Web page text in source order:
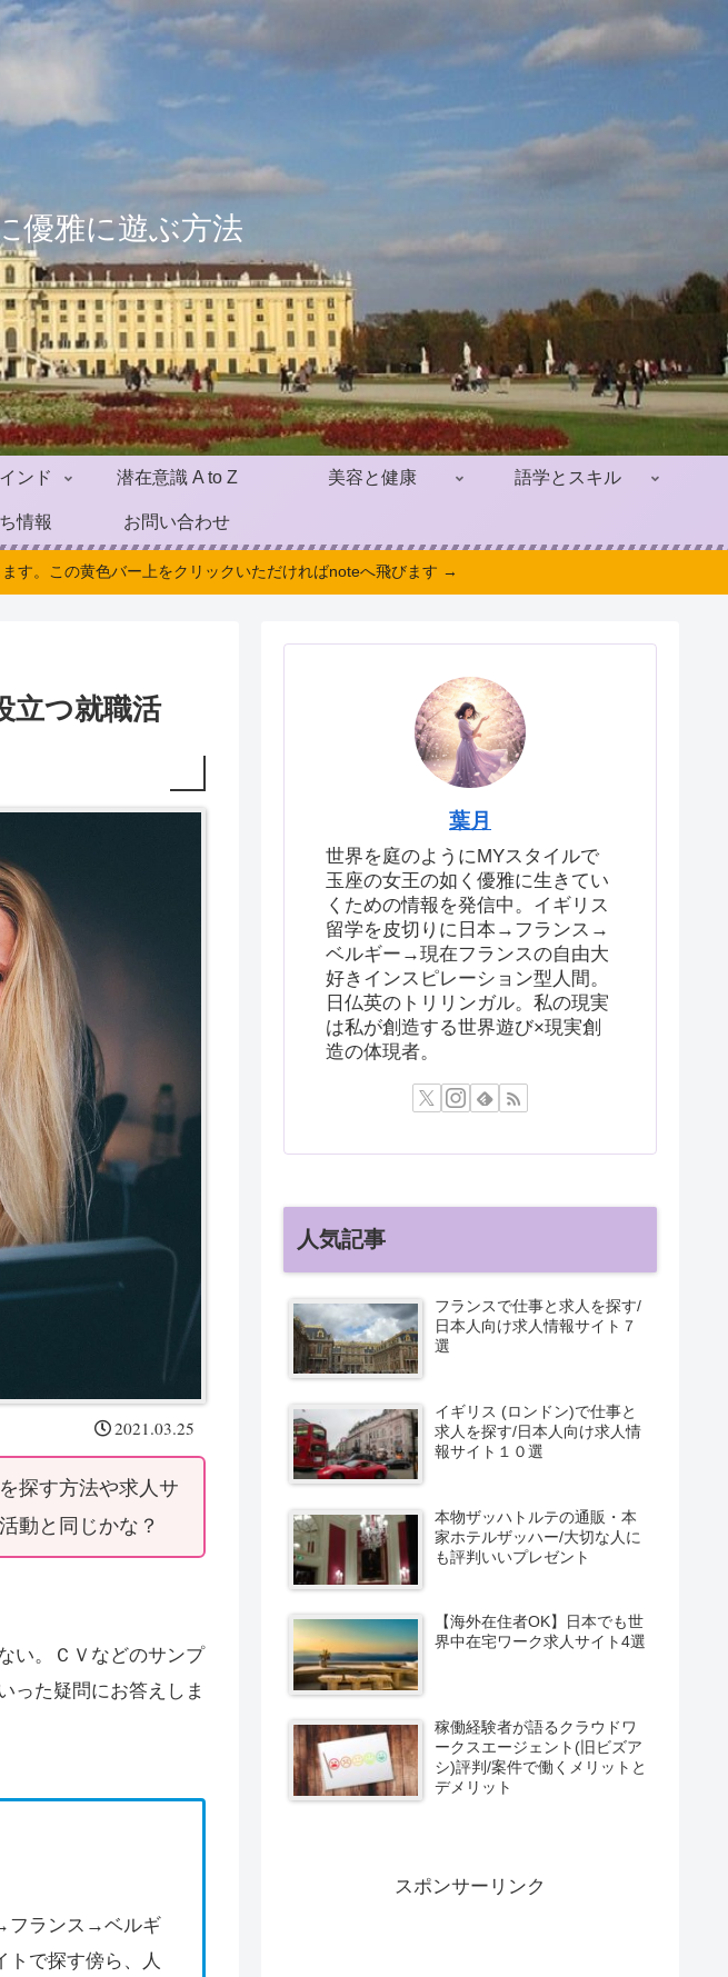
ンド 潜在意識 A to Z 美容と健康 語学とスキル
情報 お問い合わせ
す。この黄色バー上をクリックいただければnoteへ飛びます →
立つ就職活
2021.03.25
探す方法や求人サ
動と同じかな？
い。ＣＶなどのサンプ
った疑問にお答えしま
フランス→ベルギ
で探す傍ら、人
葉月
世界を庭のようにMYスタイルで
玉座の女王の如く優雅に生きてい
くための情報を発信中。イギリス
留学を皮切りに日本→フランス→
ベルギー→現在フランスの自由大
好きインスピレーション型人間。
日仏英のトリリンガル。私の現実
は私が創造する世界遊び×現実創
造の体現者。
人気記事
フランスで仕事と求人を探す/
日本人向け求人情報サイト７
選
イギリス (ロンドン)で仕事と
求人を探す/日本人向け求人情
報サイト１０選
本物ザッハトルテの通販・本
家ホテルザッハー/大切な人に
も評判いいプレゼント
【海外在住者OK】日本でも世
界中在宅ワーク求人サイト4選
稼働経験者が語るクラウドワ
ークスエージェント(旧ビズア
シ)評判/案件で働くメリットと
デメリット
スポンサーリンク